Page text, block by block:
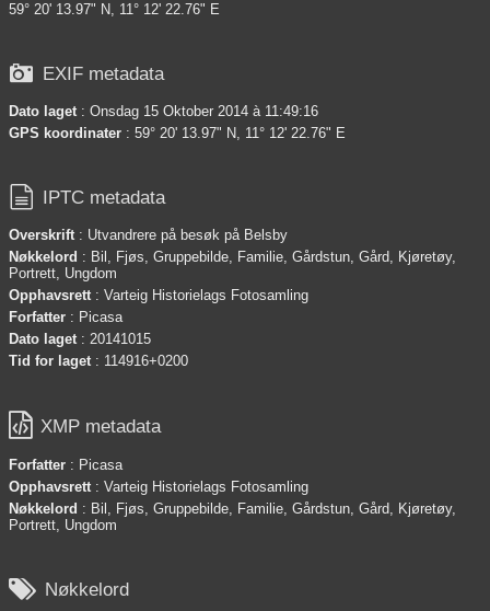
59° 20' 13.97" N, 11° 12' 22.76" E
 EXIF metadata
Dato laget: Onsdag 15 Oktober 2014 à 11:49:16
GPS koordinater : 59° 20' 13.97" N, 11° 12' 22.76" E
 IPTC metadata
Overskrift: Utvandrere på besøk på Belsby
Nøkkelord : Bil, Fjøs, Gruppebilde, Familie, Gårdstun, Gård, Kjøretøy,
Portrett, Ungdom
Opphavsrett: Varteig Historielags Fotosamling
Forfatter : Picasa
Dato laget: 20141015
Tid for laget: 114916+0200
 XMP metadata
Forfatter : Picasa
Opphavsrett: Varteig Historielags Fotosamling
Nøkkelord : Bil, Fjøs, Gruppebilde, Familie, Gårdstun, Gård, Kjøretøy,
Portrett, Ungdom
 Nøkkelord